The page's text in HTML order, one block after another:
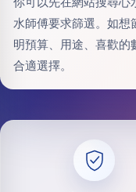
水師傅要求篩選。如想
明預算、用途、喜歡的
合適選擇。